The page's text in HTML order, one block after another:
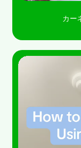
カー